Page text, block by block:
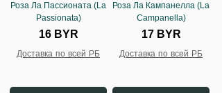
Роза Ла Пассионата (La
Passionata)
Цена
16 BYR
Доставка по всей РБ
Роза Ла Кампанелла (La
Campanella)
Цена
17 BYR
Доставка по всей РБ